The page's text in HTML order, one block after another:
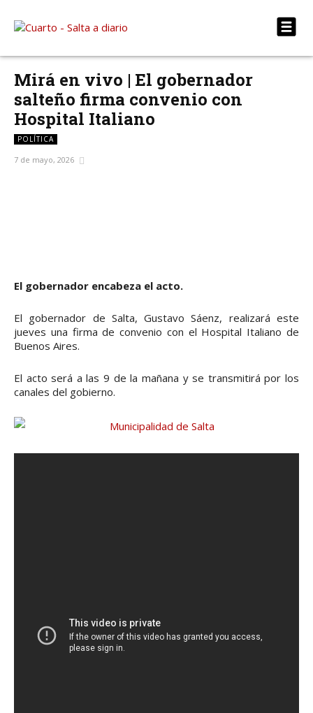
Mirá en vivo | El gobernador
salteño firma convenio con
Hospital Italiano
POLÍTICA
7 de mayo, 2026
El gobernador encabeza el acto.
El gobernador de Salta, Gustavo Sáenz, realizará este
jueves una firma de convenio con el Hospital Italiano de
Buenos Aires.
El acto será a las 9 de la mañana y se transmitirá por los
canales del gobierno.